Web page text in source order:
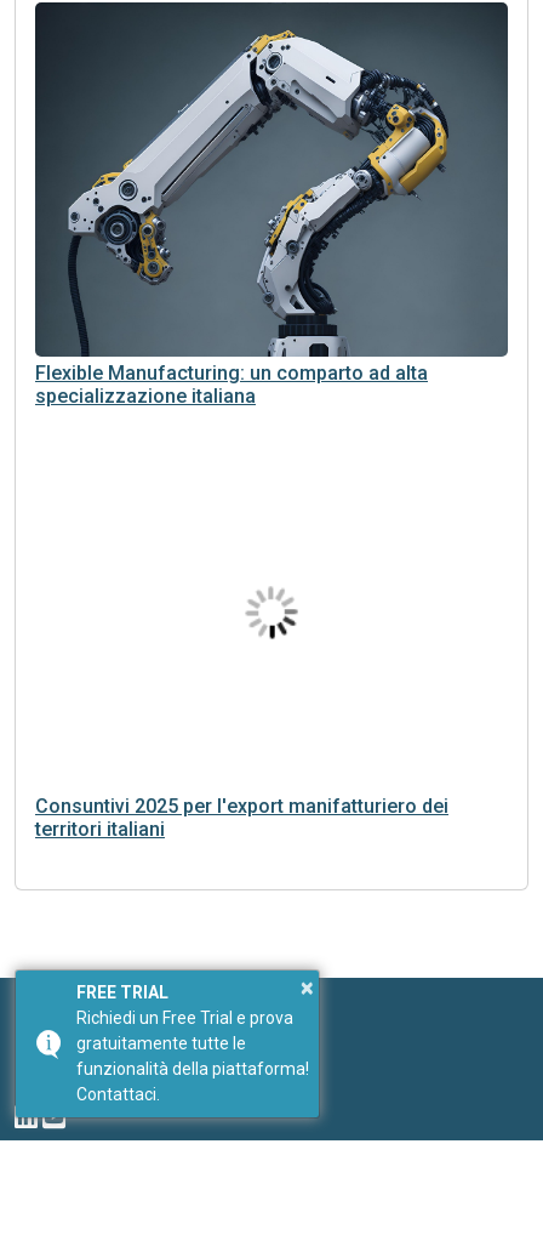
Flexible Manufacturing: un comparto ad alta
specializzazione italiana
Consuntivi 2025 per l'export manifatturiero dei
territori italiani
Seguici
I nostri social
×
FREE TRIAL
Richiedi un Free Trial e prova
gratuitamente tutte le
funzionalità della piattaforma!
Contattaci.